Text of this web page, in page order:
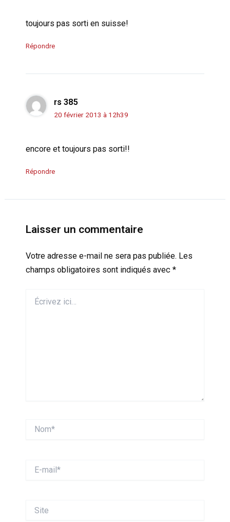
toujours pas sorti en suisse!
Répondre
rs 385
20 février 2013 à 12h39
encore et toujours pas sorti!!
Répondre
Laisser un commentaire
Votre adresse e-mail ne sera pas publiée. Les
champs obligatoires sont indiqués avec *
ici…
mail*